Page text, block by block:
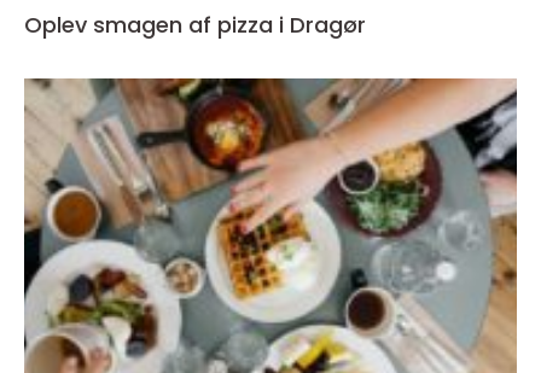
Oplev smagen af pizza i Dragør